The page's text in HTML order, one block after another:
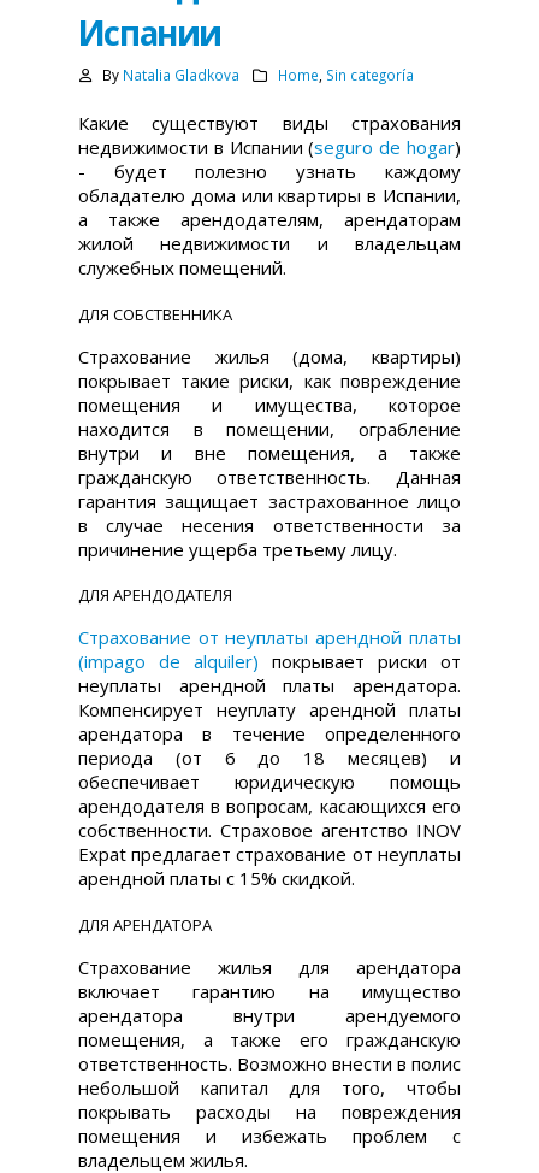
Испании
By Natalia Gladkova Home, Sin categoría
Какие существуют виды страхования
недвижимости в Испании (seguro de hogar)
- будет полезно узнать каждому
обладателю дома или квартиры в Испании,
а также арендодателям, арендаторам
жилой недвижимости и владельцам
служебных помещений.
ДЛЯ СОБСТВЕННИКА
Страхование жилья (дома, квартиры)
покрывает такие риски, как повреждение
помещения и имущества, которое
находится в помещении, ограбление
внутри и вне помещения, а также
гражданскую ответственность. Данная
гарантия защищает застрахованное лицо
в случае несения ответственности за
причинение ущерба третьему лицу.
ДЛЯ АРЕНДОДАТЕЛЯ
Страхование от неуплаты арендной платы
(impago de alquiler) покрывает риски от
неуплаты арендной платы арендатора.
Компенсирует неуплату арендной платы
арендатора в течение определенного
периода (от 6 до 18 месяцев) и
обеспечивает юридическую помощь
арендодателя в вопросам, касающихся его
собственности. Страховое агентство INOV
Expat предлагает страхование от неуплаты
арендной платы с 15% скидкой.
ДЛЯ АРЕНДАТОРА
Страхование жилья для арендатора
включает гарантию на имущество
арендатора внутри арендуемого
помещения, а также его гражданскую
ответственность. Возможно внести в полис
небольшой капитал для того, чтобы
покрывать расходы на повреждения
помещения и избежать проблем с
владельцем жилья.